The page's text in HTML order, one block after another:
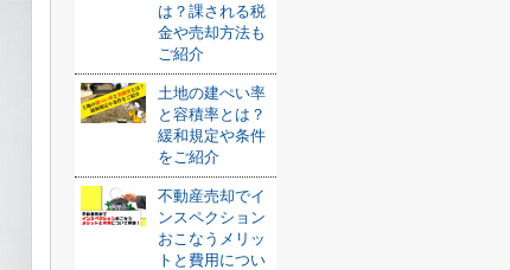
は？課される税
金や売却方法も
ご紹介
土地の建ぺい率
と容積率とは？
緩和規定や条件
をご紹介
不動産売却でイ
ンスペクション
おこなうメリッ
トと費用につい